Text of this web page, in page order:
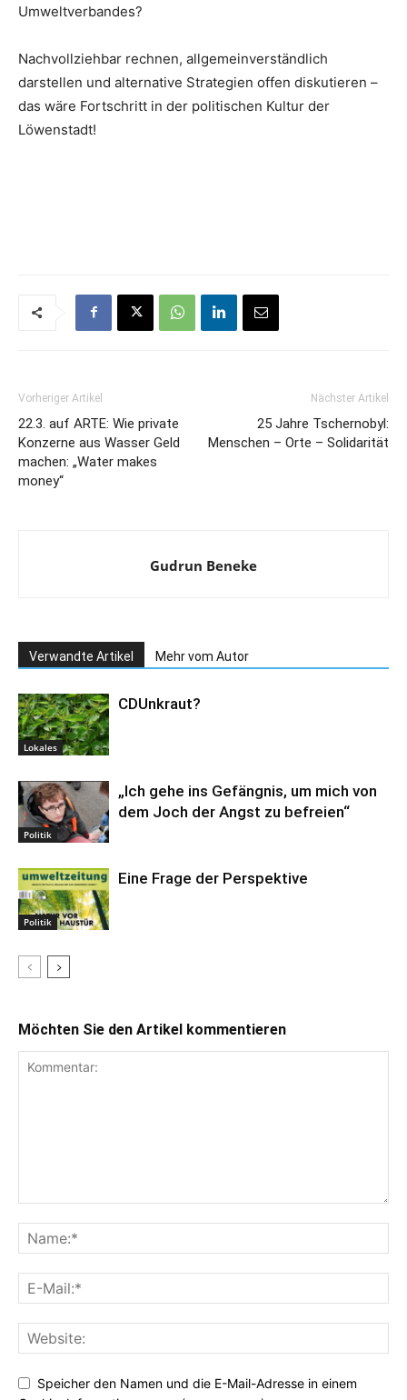
Umweltverbandes?
Nachvollziehbar rechnen, allgemeinverständlich
darstellen und alternative Strategien offen diskutieren –
das wäre Fortschritt in der politischen Kultur der
Löwenstadt!
Vorheriger Artikel
22.3. auf ARTE: Wie private
Konzerne aus Wasser Geld
machen: „Water makes
money“
Nächster Artikel
25 Jahre Tschernobyl:
Menschen – Orte – Solidarität
Gudrun Beneke
Verwandte Artikel Mehr vom Autor
Lokales
CDUnkraut?
Politik
„Ich gehe ins Gefängnis, um mich von
dem Joch der Angst zu befreien“
Politik
Eine Frage der Perspektive
Möchten Sie den Artikel kommentieren
Speicher den Namen und die E-Mail-Adresse in einem